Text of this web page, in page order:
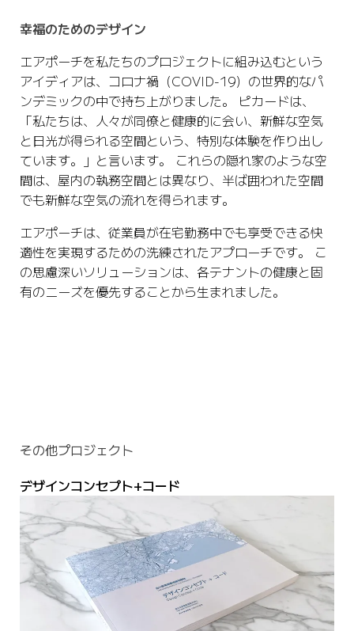
幸福のためのデザイン
エアポーチを私たちのプロジェクトに組み込むという
アイディアは、コロナ禍（COVID-19）の世界的なパ
ンデミックの中で持ち上がりました。 ピカードは、
「私たちは、人々が同僚と健康的に会い、新鮮な空気
と日光が得られる空間という、特別な体験を作り出し
ています。」と言います。 これらの隠れ家のような空
間は、屋内の執務空間とは異なり、半ば囲われた空間
でも新鮮な空気の流れを得られます。
エアポーチは、従業員が在宅勤務中でも享受できる快
適性を実現するための洗練されたアプローチです。 こ
の思慮深いソリューションは、各テナントの健康と固
有のニーズを優先することから生まれました。
その他プロジェクト
デザインコンセプト+コード